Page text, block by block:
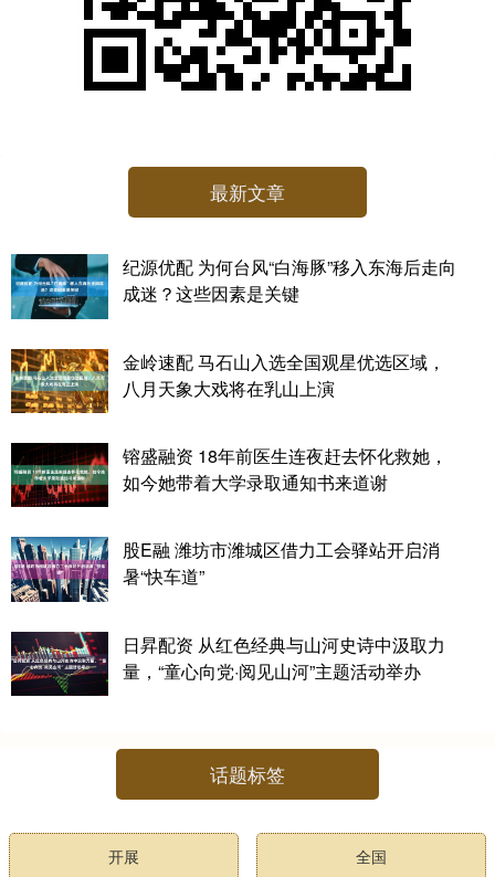
最新文章
纪源优配 为何台风“白海豚”移入东海后走向
成迷？这些因素是关键
金岭速配 马石山入选全国观星优选区域，
八月天象大戏将在乳山上演
镕盛融资 18年前医生连夜赶去怀化救她，
如今她带着大学录取通知书来道谢
股E融 潍坊市潍城区借力工会驿站开启消
暑“快车道”
日昇配资 从红色经典与山河史诗中汲取力
量，“童心向党·阅见山河”主题活动举办
话题标签
开展 全国